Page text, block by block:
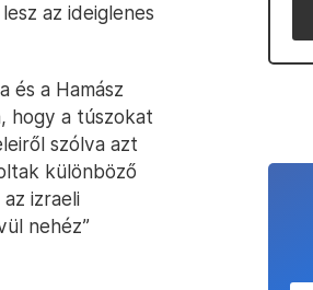
az ideiglenes
és a Hamász
hogy a túszokat
szólva azt
különböző
izraeli
nehéz”